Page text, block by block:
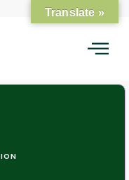
Translate »